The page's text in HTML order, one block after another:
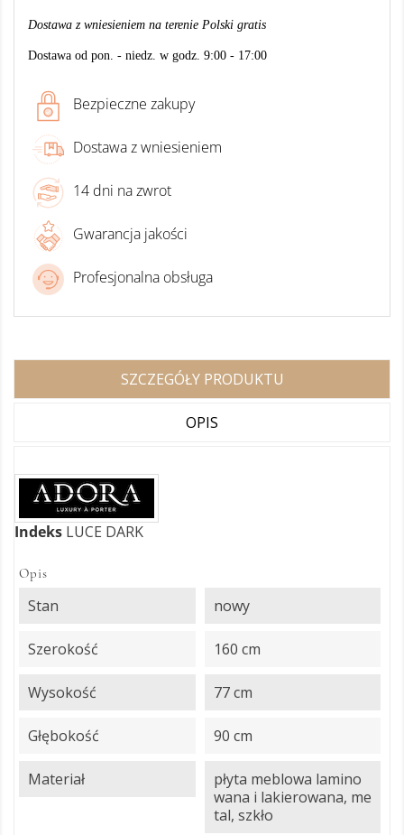
Dostawa z wniesieniem na terenie Polski gratis
Dostawa od pon. - niedz. w godz. 9:00 - 17:00
Bezpieczne zakupy
Dostawa z wniesieniem
14 dni na zwrot
Gwarancja jakości
Profesjonalna obsługa
SZCZEGÓŁY PRODUKTU
OPIS
Indeks LUCE DARK
Opis
Stan nowy
Szerokość 160 cm
Wysokość 77 cm
Głębokość 90 cm
Materiał
płyta meblowa lamino
wana i lakierowana, me
tal, szkło